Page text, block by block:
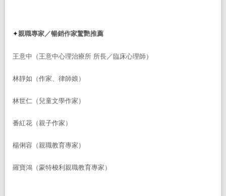
✦親職專家／暢銷作家驚艷推薦
王意中（王意中心理治療所 所長／臨床心理師）
林靜如（作家、律師娘）
林世仁（兒童文學作家）
番紅花（親子作家）
楊俐容（親職教育專家）
羅寶鴻（蒙特梭利親職教育專家）